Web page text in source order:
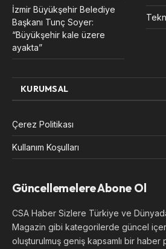
İzmir Büyükşehir Belediye
Başkanı Tunç Soyer:
“Büyükşehir kale üzere
ayakta”
KURUMSAL
Çerez Politikası
Kullanım Koşulları
Güncellemelere Abone Ol
CSA Haber Sizlere Türkiye ve
Magazin gibi kategorilerde güncel
oluşturulmuş geniş kapsamlı bir haber